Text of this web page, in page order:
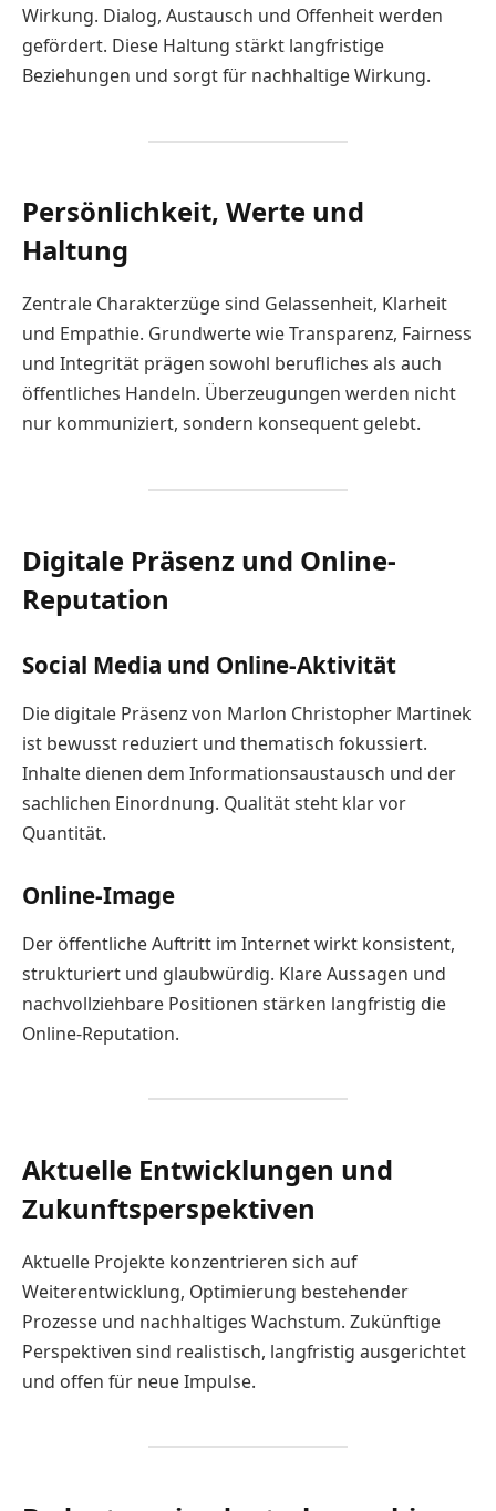
Wirkung. Dialog, Austausch und Offenheit werden
gefördert. Diese Haltung stärkt langfristige
Beziehungen und sorgt für nachhaltige Wirkung.
Persönlichkeit, Werte und
Haltung
Zentrale Charakterzüge sind Gelassenheit, Klarheit
und Empathie. Grundwerte wie Transparenz, Fairness
und Integrität prägen sowohl berufliches als auch
öffentliches Handeln. Überzeugungen werden nicht
nur kommuniziert, sondern konsequent gelebt.
Digitale Präsenz und Online-
Reputation
Social Media und Online-Aktivität
Die digitale Präsenz von Marlon Christopher Martinek
ist bewusst reduziert und thematisch fokussiert.
Inhalte dienen dem Informationsaustausch und der
sachlichen Einordnung. Qualität steht klar vor
Quantität.
Online-Image
Der öffentliche Auftritt im Internet wirkt konsistent,
strukturiert und glaubwürdig. Klare Aussagen und
nachvollziehbare Positionen stärken langfristig die
Online-Reputation.
Aktuelle Entwicklungen und
Zukunftsperspektiven
Aktuelle Projekte konzentrieren sich auf
Weiterentwicklung, Optimierung bestehender
Prozesse und nachhaltiges Wachstum. Zukünftige
Perspektiven sind realistisch, langfristig ausgerichtet
und offen für neue Impulse.